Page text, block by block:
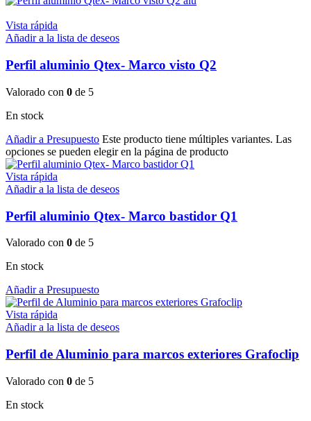
Vista rápida
Añadir a la lista de deseos
Perfil aluminio Qtex- Marco visto Q2
Valorado con 0 de 5
En stock
Añadir a Presupuesto Este producto tiene múltiples variantes. Las
opciones se pueden elegir en la página de producto
Vista rápida
Añadir a la lista de deseos
Perfil aluminio Qtex- Marco bastidor Q1
Valorado con 0 de 5
En stock
Añadir a Presupuesto
Vista rápida
Añadir a la lista de deseos
Perfil de Aluminio para marcos exteriores Grafoclip
Valorado con 0 de 5
En stock